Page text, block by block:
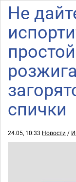
Не
спички
24.05, 10:33 Новости /